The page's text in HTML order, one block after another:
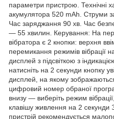
параметри пристрою. Технічні
акумулятора 520 mAh. Струми
Час заряджання 90 хв. Час
— 55 хвилин. Керування: На
вібратора є 2 кнопки: верхня
перемикання режимів вібрації
дисплей з підсвіткою з
натисніть на 2 секунди кнопку
дисплей, на якому
цифровий номер обраної
внизу — виберіть режим
клавішу живлення на 2
пристрій рекомендується